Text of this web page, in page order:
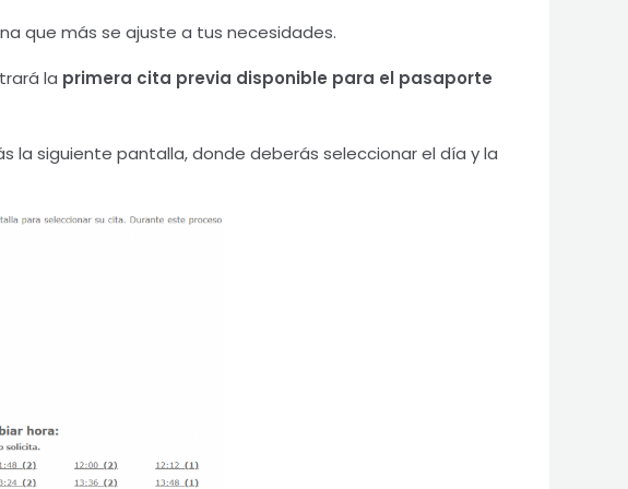
que más se ajuste a tus necesidades.
la primera cita previa disponible para el pasaporte
la siguiente pantalla, donde deberás seleccionar el día y la